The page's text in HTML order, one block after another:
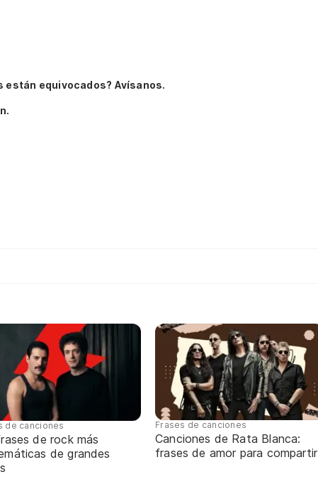
están equivocados? Avísanos.
de canciones
de rock más
de grandes
Frases de canciones
Canciones de Rata Blanca:
frases de amor para compartir